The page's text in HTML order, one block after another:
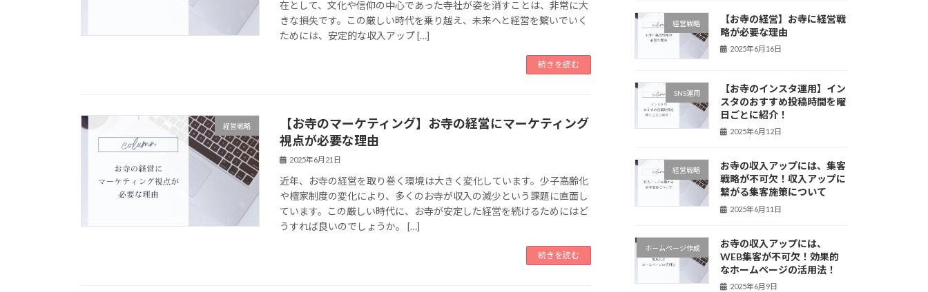
在として、文化や信仰の中心であった寺社が姿を消すことは、非常に大
きな損失です。この厳しい時代を乗り越え、未来へと経営を繋いでいく
ためには、安定的な収入アップ […]
続きを読む
経営戦略
【お寺のマーケティング】お寺の経営にマーケティング
視点が必要な理由
2025年6月21日
近年、お寺の経営を取り巻く環境は大きく変化しています。少子高齢化
や檀家制度の変化により、多くのお寺が収入の減少という課題に直面し
ています。この厳しい時代に、お寺が安定した経営を続けるためにはど
うすれば良いのでしょうか。 […]
続きを読む
経営戦略
【お寺の経営】お寺に経営戦
略が必要な理由
2025年6月16日
SNS運用
【お寺のインスタ運用】イン
スタのおすすめ投稿時間を曜
日ごとに紹介！
2025年6月12日
経営戦略
お寺の収入アップには、集客
戦略が不可欠！収入アップに
繋がる集客施策について
2025年6月11日
ホームページ作成
お寺の収入アップには、
WEB集客が不可欠！効果的
なホームページの活用法！
2025年6月9日